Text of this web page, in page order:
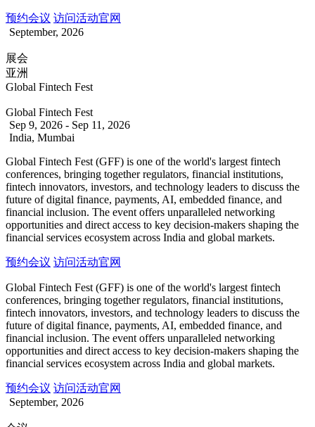
预约会议 访问活动官网
September, 2026
展会
亚洲
Global Fintech Fest
Global Fintech Fest
Sep 9, 2026 - Sep 11, 2026
India, Mumbai
Global Fintech Fest (GFF) is one of the world's largest fintech
conferences, bringing together regulators, financial institutions,
fintech innovators, investors, and technology leaders to discuss the
future of digital finance, payments, AI, embedded finance, and
financial inclusion. The event offers unparalleled networking
opportunities and direct access to key decision-makers shaping the
financial services ecosystem across India and global markets.
预约会议 访问活动官网
Global Fintech Fest (GFF) is one of the world's largest fintech
conferences, bringing together regulators, financial institutions,
fintech innovators, investors, and technology leaders to discuss the
future of digital finance, payments, AI, embedded finance, and
financial inclusion. The event offers unparalleled networking
opportunities and direct access to key decision-makers shaping the
financial services ecosystem across India and global markets.
预约会议 访问活动官网
September, 2026